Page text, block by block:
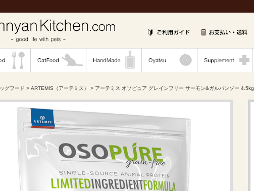
グフード > ARTEMIS（アーテミス） > アーテミス オソピュア グレインフリー サーモン&ガルバンゾー 4.5kg